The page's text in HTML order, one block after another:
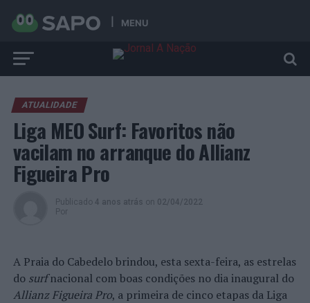
MENU
ATUALIDADE
Liga MEO Surf: Favoritos não
vacilam no arranque do Allianz
Figueira Pro
Publicado 4 anos atrás on 02/04/2022
Por
A Praia do Cabedelo brindou, esta sexta-feira, as estrelas
do surfnacional com boas condições no dia inaugural do
Allianz Figueira Pro, a primeira de cinco etapas da Liga